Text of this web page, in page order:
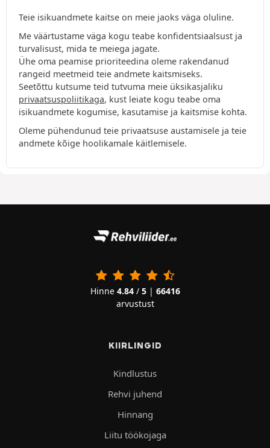
Teie isikuandmete kaitse on meie jaoks väga oluline.
Me väärtustame väga kogu teabe konfidentsiaalsust ja
turvalisust, mida te meiega jagate.
Ühe oma peamise prioriteedina oleme rakendanud
rangeid meetmeid teie andmete kaitsmiseks.
Seetõttu kutsume teid tutvuma meie üksikasjaliku
privaatsuspoliitikaga, kust leiate kogu teabe oma
isikuandmete kogumise, kasutamise ja kaitsmise kohta.
Oleme pühendunud teie privaatsuse austamisele ja teie
andmete kõige hoolikamale käitlemisele.
Hinne 4.84/ 5| 66416
arvustust
KIIRLINGID
Kindlustus
Rehvi juhend
Hinnang
Liitu töökojaga